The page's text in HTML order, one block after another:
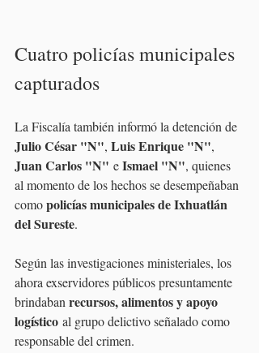
Cuatro policías municipales
capturados
La Fiscalía también informó la detención de
Julio César "N", Luis Enrique "N",
Juan Carlos "N" e Ismael "N", quienes
al momento de los hechos se desempeñaban
como policías municipales de Ixhuatlán
del Sureste.
Según las investigaciones ministeriales, los
ahora exservidores públicos presuntamente
brindaban recursos, alimentos y apoyo
logístico al grupo delictivo señalado como
responsable del crimen.